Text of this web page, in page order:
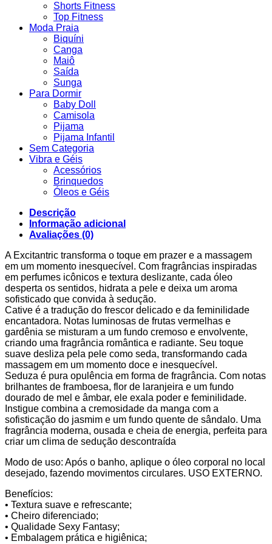
Shorts Fitness
Top Fitness
Moda Praia
Biquíni
Canga
Maiô
Saída
Sunga
Para Dormir
Baby Doll
Camisola
Pijama
Pijama Infantil
Sem Categoria
Vibra e Géis
Acessórios
Brinquedos
Óleos e Géis
Descrição
Informação adicional
Avaliações (0)
A Excitantric transforma o toque em prazer e a massagem
em um momento inesquecível. Com fragrâncias inspiradas
em perfumes icônicos e textura deslizante, cada óleo
desperta os sentidos, hidrata a pele e deixa um aroma
sofisticado que convida à sedução.
Cative é a tradução do frescor delicado e da feminilidade
encantadora. Notas luminosas de frutas vermelhas e
gardênia se misturam a um fundo cremoso e envolvente,
criando uma fragrância romântica e radiante. Seu toque
suave desliza pela pele como seda, transformando cada
massagem em um momento doce e inesquecível.
Seduza é pura opulência em forma de fragrância. Com notas
brilhantes de framboesa, flor de laranjeira e um fundo
dourado de mel e âmbar, ele exala poder e feminilidade.
Instigue combina a cremosidade da manga com a
sofisticação do jasmim e um fundo quente de sândalo. Uma
fragrância moderna, ousada e cheia de energia, perfeita para
criar um clima de sedução descontraída
Modo de uso: Após o banho, aplique o óleo corporal no local
desejado, fazendo movimentos circulares. USO EXTERNO.
Benefícios:
• Textura suave e refrescante;
• Cheiro diferenciado;
• Qualidade Sexy Fantasy;
• Embalagem prática e higiênica;